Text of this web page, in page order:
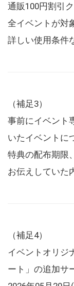
通販100円割引
全イベントが対
詳しい使用条件
（補足3）
事前にイベント
いたイベントに
特典の配布期限
お伝えしていた
（補足4）
イベントオリジ
ート」の追加サ